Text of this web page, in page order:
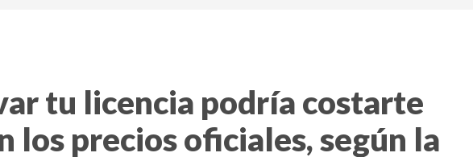
tu licencia podría costarte
los precios oficiales, según la